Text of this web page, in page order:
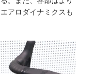
アロダイナミクスも